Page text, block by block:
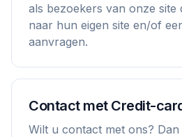
als bezoekers van onze site
naar hun eigen site en/of
aanvragen.
Contact met Credit-
Wilt u contact met ons?